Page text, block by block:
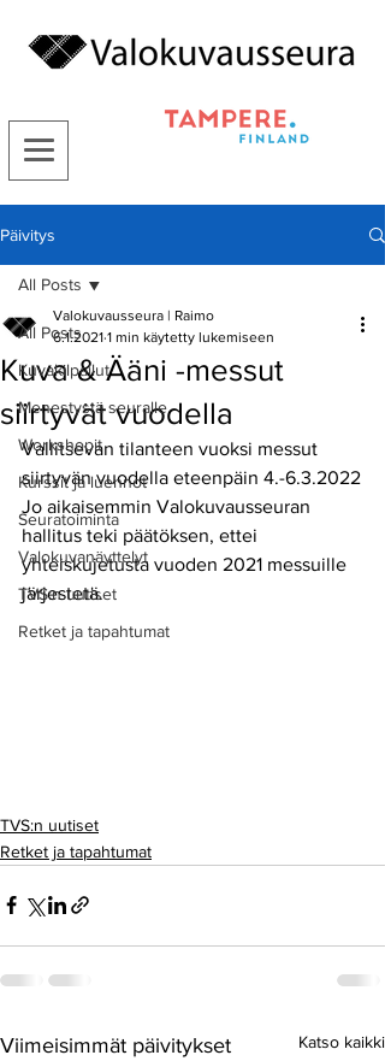
Päivitys
All Posts
Kuvakilpailut
Menestystä seuralle
Workshopit
Kurssit ja luennot
Seuratoiminta
Valokuvanäyttelyt
TVS:n uutiset
Retket ja tapahtumat
All Posts
Kuva & Ääni -messut
siirtyvät vuodella
Valokuvausseura | Raimo
6.1.2021 1 min käytetty lukemiseen
Vallitsevan tilanteen vuoksi messut
siirtyvän vuodella eteenpäin 4.-6.3.2022
Jo aikaisemmin Valokuvausseuran
hallitus teki päätöksen, ettei
yhteiskujetusta vuoden 2021 messuille
järjestetä.
TVS:n uutiset
Retket ja tapahtumat
Viimeisimmät päivitykset Katso kaikki